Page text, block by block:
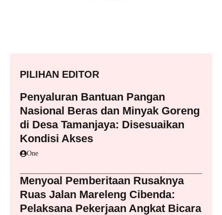
PILIHAN EDITOR
Penyaluran Bantuan Pangan
Nasional Beras dan Minyak Goreng
di Desa Tamanjaya: Disesuaikan
Kondisi Akses
One
Menyoal Pemberitaan Rusaknya
Ruas Jalan Mareleng Cibenda:
Pelaksana Pekerjaan Angkat Bicara